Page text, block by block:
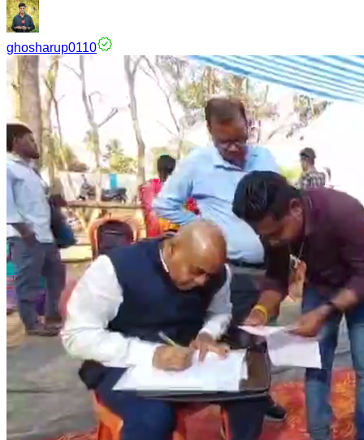
ghosharup0110